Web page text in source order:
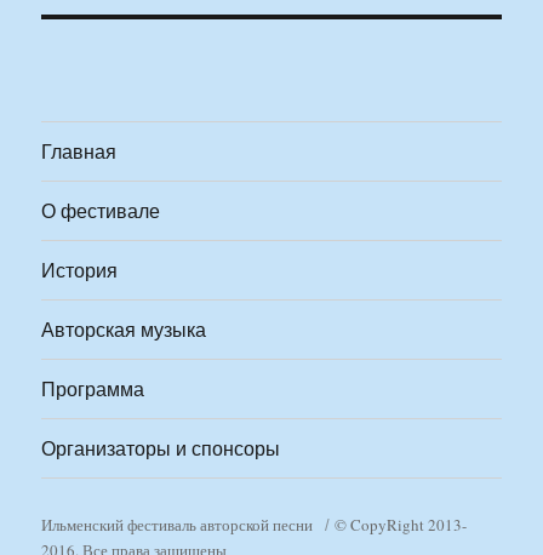
Главная
О фестивале
История
Авторская музыка
Программа
Организаторы и спонсоры
Ильменский фестиваль авторской песни
© CopyRight 2013-
2016. Все права защищены